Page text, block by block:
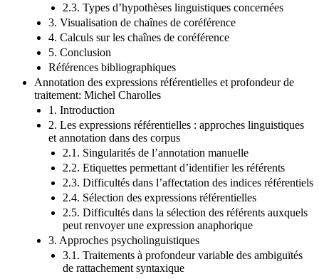
2.3. Types d’hypothèses linguistiques concernées
3. Visualisation de chaînes de coréférence
4. Calculs sur les chaînes de coréférence
5. Conclusion
Références bibliographiques
Annotation des expressions référentielles et profondeur de
traitement: Michel Charolles
1. Introduction
2. Les expressions référentielles : approches linguistiques
et annotation dans des corpus
2.1. Singularités de l’annotation manuelle
2.2. Etiquettes permettant d’identifier les référents
2.3. Difficultés dans l’affectation des indices référentiels
2.4. Sélection des expressions référentielles
2.5. Difficultés dans la sélection des référents auxquels
peut renvoyer une expression anaphorique
3. Approches psycholinguistiques
3.1. Traitements à profondeur variable des ambiguïtés
de rattachement syntaxique